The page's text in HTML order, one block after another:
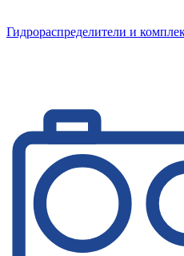
Гидрораспределители и